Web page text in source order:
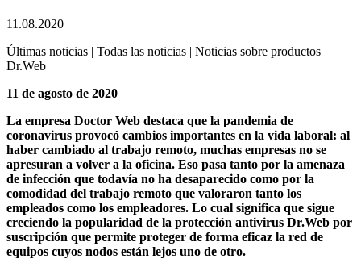
11.08.2020
Últimas noticias | Todas las noticias | Noticias sobre productos
Dr.Web
11 de agosto de 2020
La empresa Doctor Web destaca que la pandemia de
coronavirus provocó cambios importantes en la vida laboral: al
haber cambiado al trabajo remoto, muchas empresas no se
apresuran a volver a la oficina. Eso pasa tanto por la amenaza
de infección que todavía no ha desaparecido como por la
comodidad del trabajo remoto que valoraron tanto los
empleados como los empleadores. Lo cual significa que sigue
creciendo la popularidad de la protección antivirus Dr.Web por
suscripción que permite proteger de forma eficaz la red de
equipos cuyos nodos están lejos uno de otro.